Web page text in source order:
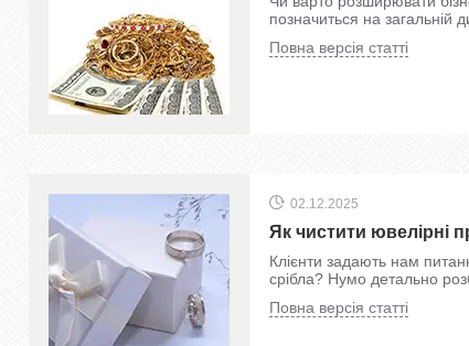
позначиться на загальній
Повна версія статті
02.12.2025
Як чистити ювелірні
Клієнти задають нам
срібла? Нумо детально
Повна версія статті